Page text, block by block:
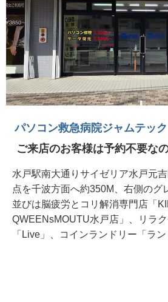
パソコン救急病院ジャムテッ
ご来店のお客様は予約不要な
水戸駅南大通りサイゼリア水戸元
点を千波方面へ約350M、右側のグ
並びは脳疲労とコリ解消専門店「
QWEENsMOUTU水戸店」、リラ
「Live」、コインランドリー「ラン